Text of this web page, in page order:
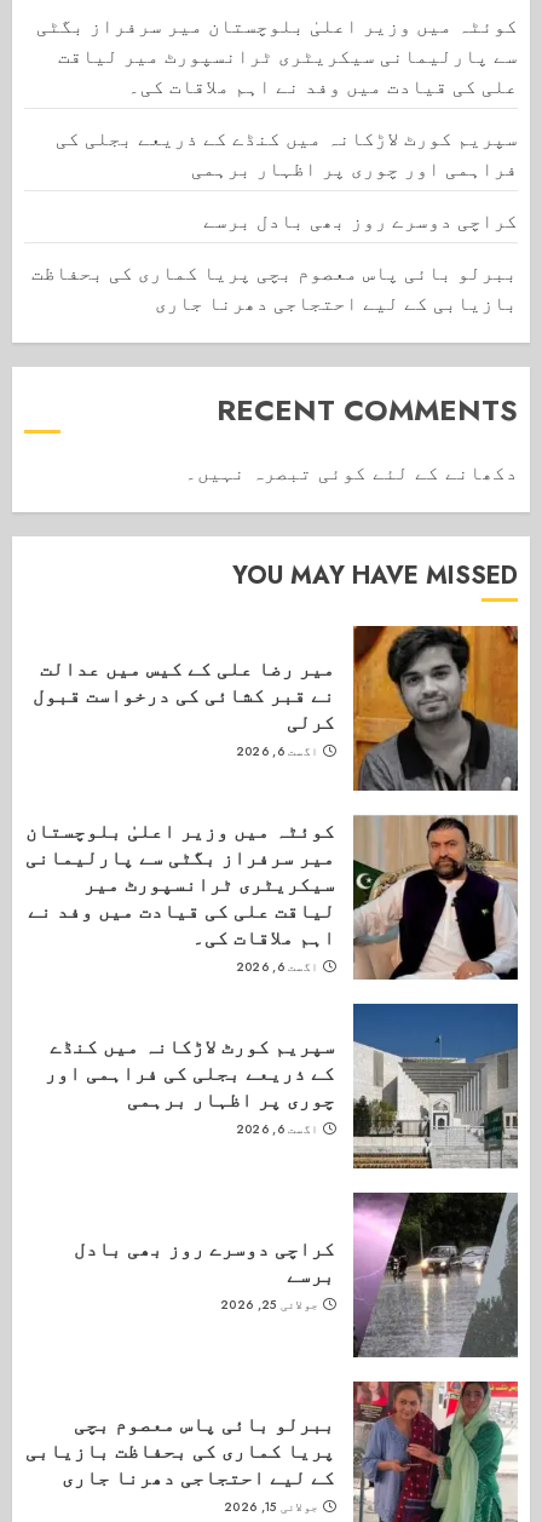
کوئٹہ میں وزیر اعلیٰ بلوچستان میر سرفراز بگٹی
سے پارلیمانی سیکریٹری ٹرانسپورٹ میر لیاقت
علی کی قیادت میں وفد نے اہم ملاقات کی۔
سپریم کورٹ لاڑکانہ میں کنڈے کے ذریعے بجلی کی
فراہمی اور چوری پر اظہار برہمی
کراچی دوسرے روز بھی بادل برسے
ببرلو بائی پاس معصوم بچی پریا کماری کی بحفاظت
بازیابی کے لیے احتجاجی دھرنا جاری
RECENT COMMENTS
دکھانے کے لئے کوئی تبصرہ نہیں۔
YOU MAY HAVE MISSED
میر رضا علی کے کیس میں عدالت
نے قبر کشائی کی درخواست قبول
کرلی
اگست 6, 2026
کوئٹہ میں وزیر اعلیٰ بلوچستان
میر سرفراز بگٹی سے پارلیمانی
سیکریٹری ٹرانسپورٹ میر
لیاقت علی کی قیادت میں وفد نے
اہم ملاقات کی۔
اگست 6, 2026
سپریم کورٹ لاڑکانہ میں کنڈے
کے ذریعے بجلی کی فراہمی اور
چوری پر اظہار برہمی
اگست 6, 2026
کراچی دوسرے روز بھی بادل
برسے
جولائی 25, 2026
ببرلو بائی پاس معصوم بچی
پریا کماری کی بحفاظت بازیابی
کے لیے احتجاجی دھرنا جاری
جولائی 15, 2026